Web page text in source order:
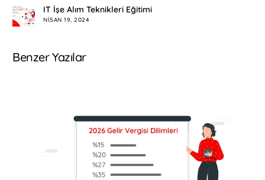
IT İşe Alım Teknikleri Eğitimi
NISAN 19, 2024
Benzer Yazılar